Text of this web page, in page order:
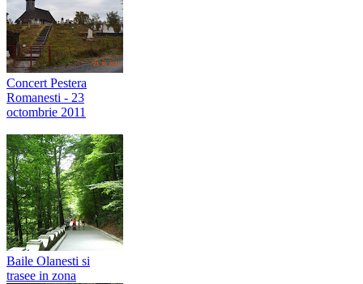
Concert Pestera
Romanesti - 23
octombrie 2011
Baile Olanesti si
trasee in zona